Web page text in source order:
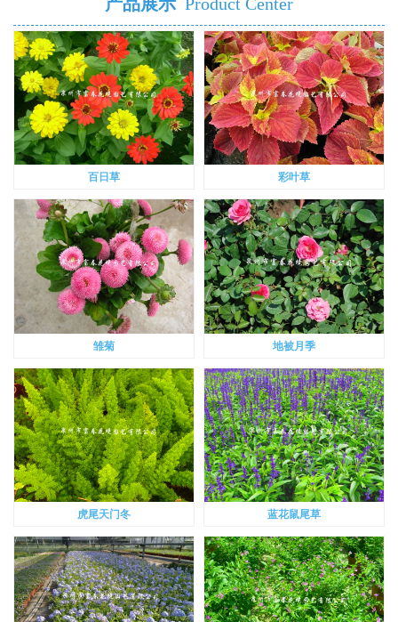
百日草 彩叶草
雏菊 地被月季
虎尾天门冬 蓝花鼠尾草